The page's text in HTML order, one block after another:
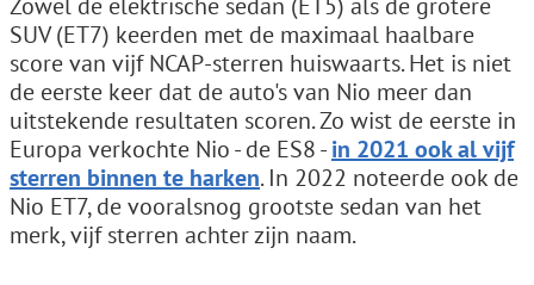
SUV (ET7) keerden met de maximaal haalbare
score van vijf NCAP-sterren huiswaarts. Het is niet
de eerste keer dat de auto's van Nio meer dan
uitstekende resultaten scoren. Zo wist de eerste in
Europa verkochte Nio - de ES8 -in 2021 ook al vijf
sterren binnen te harken. In 2022 noteerde ook de
Nio ET7, de vooralsnog grootste sedan van het
merk, vijf sterren achter zijn naam.